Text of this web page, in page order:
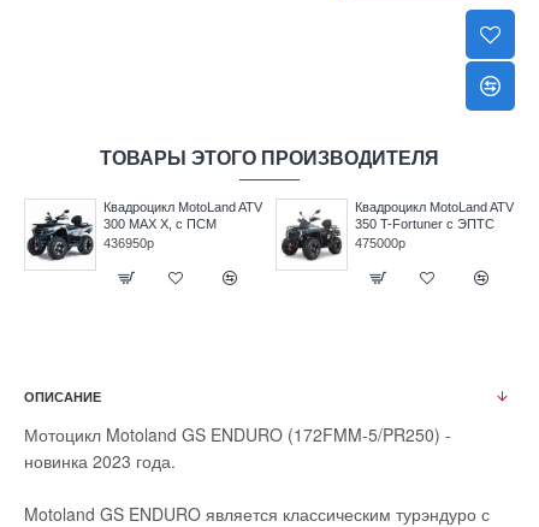
ТОВАРЫ ЭТОГО ПРОИЗВОДИТЕЛЯ
Квадроцикл MotoLand ATV
300 MAX X, с ПСМ
436950р
Квадроцикл MotoLand ATV
350 T-Fortuner с ЭПТС
475000р
ОПИСАНИЕ
Мотоцикл Motoland GS ENDURO (172FMM-5/PR250) -
новинка 2023 года.
Motoland GS ENDURO является классическим турэндуро с